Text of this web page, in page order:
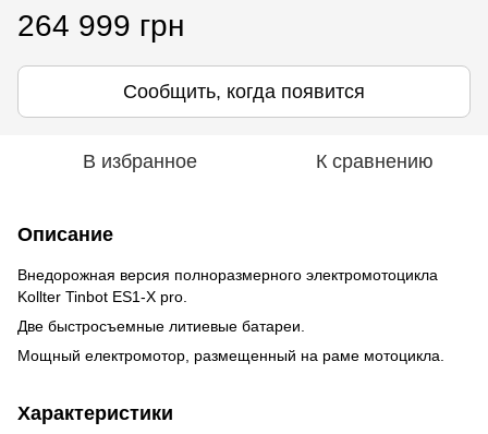
264 999 грн
Сообщить, когда появится
В избранное К сравнению
Описание
Внедорожная версия полноразмерного электромотоцикла
Kollter Tinbot ES1-X pro.
Две быстросъемные литиевые батареи.
Мощный електромотор, размещенный на раме мотоцикла.
Характеристики